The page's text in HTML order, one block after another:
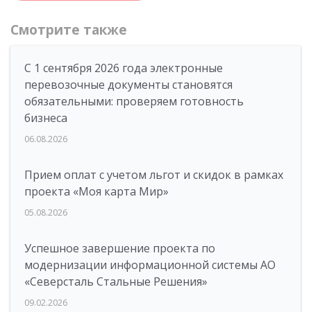
Смотрите также
С 1 сентября 2026 года электронные
перевозочные документы становятся
обязательными: проверяем готовность
бизнеса
06.08.2026
Прием оплат с учетом льгот и скидок в рамках
проекта «Моя карта Мир»
05.08.2026
Успешное завершение проекта по
модернизации информационной системы АО
«Северсталь Стальные Решения»
09.02.2026